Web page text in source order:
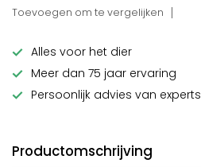
Toevoegen om te vergelijken
Alles voor het dier
Meer dan 75 jaar ervaring
Persoonlijk advies van experts
Productomschrijving